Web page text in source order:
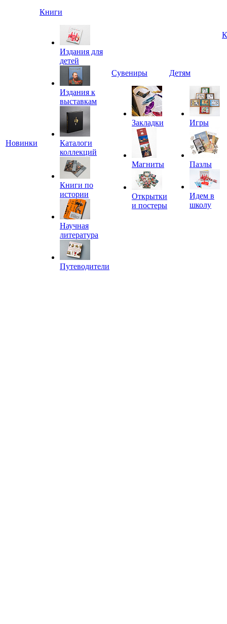
Новинки
Книги
Издания для
детей
Издания к
выставкам
Каталоги
коллекций
Книги по
истории
Научная
литература
Путеводители
Сувениры
Закладки
Магниты
Открытки
и постеры
Детям
Игры
Пазлы
Идем в
школу